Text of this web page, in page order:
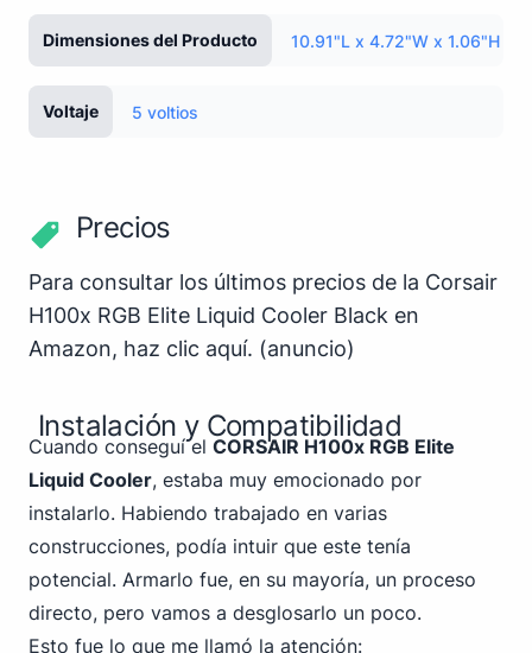
Dimensiones del Producto 10.91"L x 4.72"W x 1.06"H
Voltaje 5 voltios
Precios
Para consultar los últimos precios de la Corsair
H100x RGB Elite Liquid Cooler Black en
Amazon, haz clic aquí. (anuncio)
Instalación y Compatibilidad
Cuando conseguí el CORSAIR H100x RGB Elite
Liquid Cooler, estaba muy emocionado por
instalarlo. Habiendo trabajado en varias
construcciones, podía intuir que este tenía
potencial. Armarlo fue, en su mayoría, un proceso
directo, pero vamos a desglosarlo un poco.
Esto fue lo que me llamó la atención: